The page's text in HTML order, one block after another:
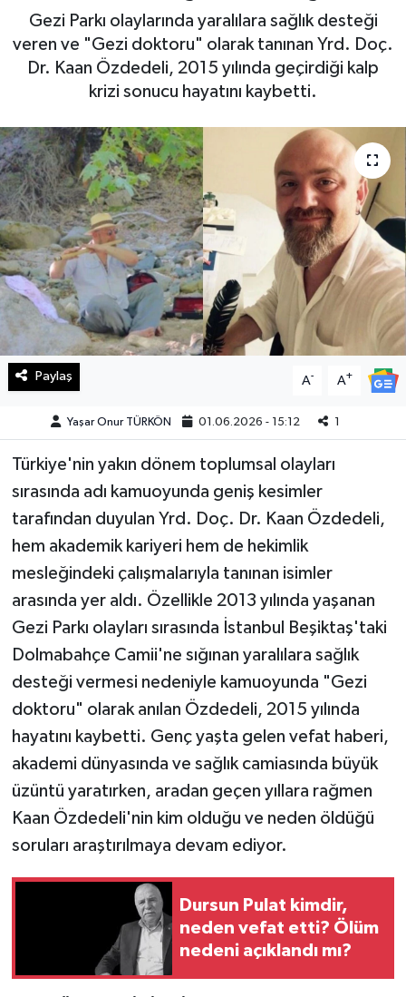
Gezi Parkı olaylarında yaralılara sağlık desteği
veren ve "Gezi doktoru" olarak tanınan Yrd. Doç.
Dr. Kaan Özdedeli, 2015 yılında geçirdiği kalp
krizi sonucu hayatını kaybetti.
Paylaş A- A+
Yaşar Onur TÜRKÖN 01.06.2026 - 15:12 1
Türkiye'nin yakın dönem toplumsal olayları
sırasında adı kamuoyunda geniş kesimler
tarafından duyulan Yrd. Doç. Dr. Kaan Özdedeli,
hem akademik kariyeri hem de hekimlik
mesleğindeki çalışmalarıyla tanınan isimler
arasında yer aldı. Özellikle 2013 yılında yaşanan
Gezi Parkı olayları sırasında İstanbul Beşiktaş'taki
Dolmabahçe Camii'ne sığınan yaralılara sağlık
desteği vermesi nedeniyle kamuoyunda "Gezi
doktoru" olarak anılan Özdedeli, 2015 yılında
hayatını kaybetti. Genç yaşta gelen vefat haberi,
akademi dünyasında ve sağlık camiasında büyük
üzüntü yaratırken, aradan geçen yıllara rağmen
Kaan Özdedeli'nin kim olduğu ve neden öldüğü
soruları araştırılmaya devam ediyor.
Dursun Pulat kimdir,
neden vefat etti? Ölüm
nedeni açıklandı mı?
Haberde İnsan
Kültür Sanat
Magazin
Manşet Altı
Manşetler
Resmi İlan
Sağlık
Spor
Yaşam
KAHRAMANMARAŞ